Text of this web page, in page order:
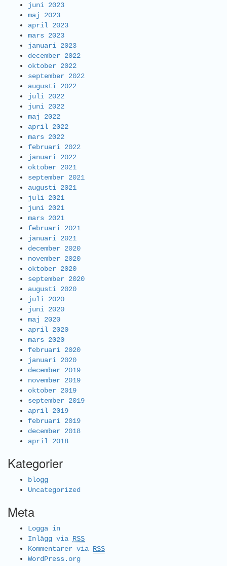
juni 2023
maj 2023
april 2023
mars 2023
januari 2023
december 2022
oktober 2022
september 2022
augusti 2022
juli 2022
juni 2022
maj 2022
april 2022
mars 2022
februari 2022
januari 2022
oktober 2021
september 2021
augusti 2021
juli 2021
juni 2021
mars 2021
februari 2021
januari 2021
december 2020
november 2020
oktober 2020
september 2020
augusti 2020
juli 2020
juni 2020
maj 2020
april 2020
mars 2020
februari 2020
januari 2020
december 2019
november 2019
oktober 2019
september 2019
april 2019
februari 2019
december 2018
april 2018
Kategorier
blogg
Uncategorized
Meta
Logga in
Inlägg via RSS
Kommentarer via RSS
WordPress.org